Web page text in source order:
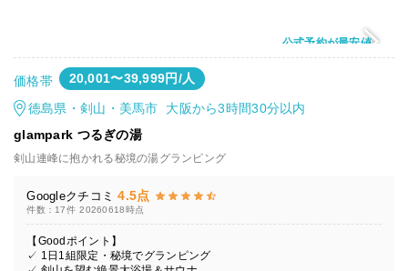
公式予約が最安値
価格帯 20,001〜39,999円/人
徳島県・剣山・美馬市 大阪から3時間30分以内
glampark つるぎの湯
剣山連峰に抱かれる秘境の湯グランピング
Googleクチコミ 4.5点
件数：17件 20260618時点
【Goodポイント】
✓ 1日1組限定・秘境でグランピング